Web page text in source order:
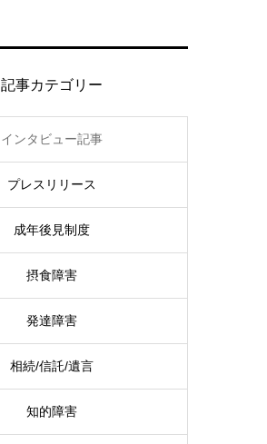
記事カテゴリー
インタビュー記事
プレスリリース
成年後見制度
摂食障害
発達障害
相続/信託/遺言
知的障害